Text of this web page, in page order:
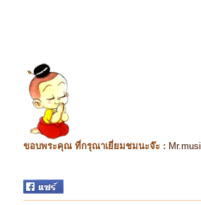
ขอบพระคุณ ที่กรุณาเยี่ยมชมนะจ๊ะ :